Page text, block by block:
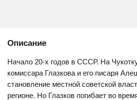
Описание
Начало 20-х годов в СССР. На
комиссара Глазкова и его писаря
становление местной советской
регионе. Но Глазков погибает во